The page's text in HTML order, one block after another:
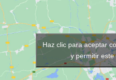
Haz clic para aceptar
y permitir este